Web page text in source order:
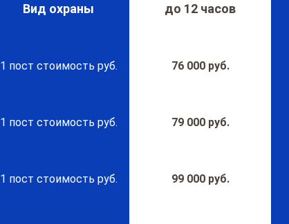
Вид охраны до 12 часов
1 пост стоимость руб. 76 000 руб.
1 пост стоимость руб. 79 000 руб.
1 пост стоимость руб. 99 000 руб.